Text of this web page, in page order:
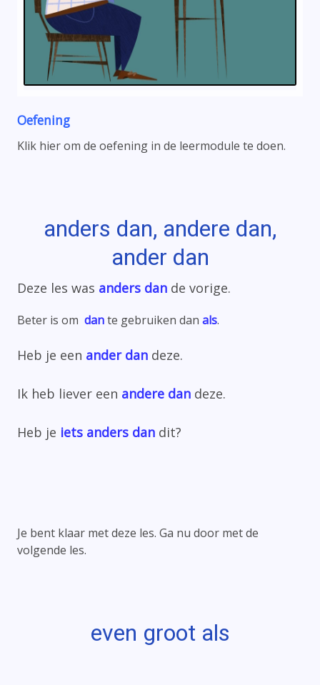
Oefening
Klik hier om de oefening in de leermodule te doen.
anders dan, andere dan,
ander dan
Deze les was anders dan de vorige.
Beter is om dante gebruiken dan als.
Heb je een ander dan deze.
Ik heb liever een andere dan deze.
Heb je iets anders dan dit?
Je bent klaar met deze les. Ga nu door met de
volgende les.
even groot als